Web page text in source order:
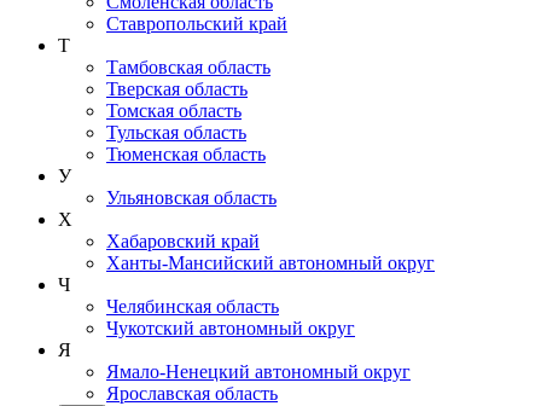
Ставропольский край
Т
Тамбовская область
Тверская область
Томская область
Тульская область
Тюменская область
У
Ульяновская область
Х
Хабаровский край
Ханты-Мансийский автономный округ
Ч
Челябинская область
Чукотский автономный округ
Я
Ямало-Ненецкий автономный округ
Ярославская область